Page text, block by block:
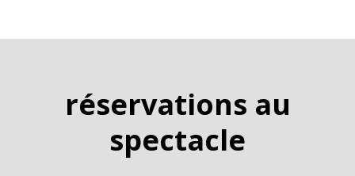
réservations au
spectacle